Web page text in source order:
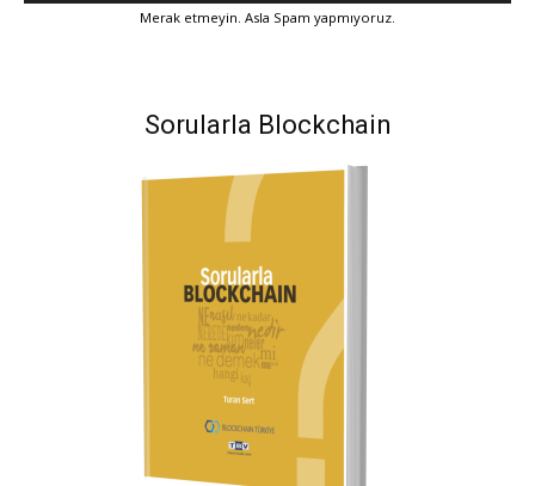
Merak etmeyin. Asla Spam yapmıyoruz.
Sorularla Blockchain